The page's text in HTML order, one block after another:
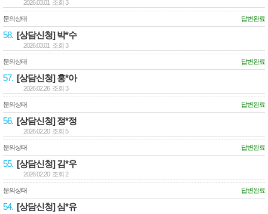
2026.03.01 조회 3
문의상태 답변완료
58. [상담신청] 박*수
2026.03.01 조회 3
문의상태 답변완료
57. [상담신청] 홍*아
2026.02.26 조회 3
문의상태 답변완료
56. [상담신청] 정*정
2026.02.20 조회 5
문의상태 답변완료
55. [상담신청] 김*우
2026.02.20 조회 2
문의상태 답변완료
54. [상담신청] 심*유